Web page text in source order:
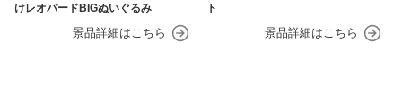
けレオパードBIGぬいぐるみ
ト